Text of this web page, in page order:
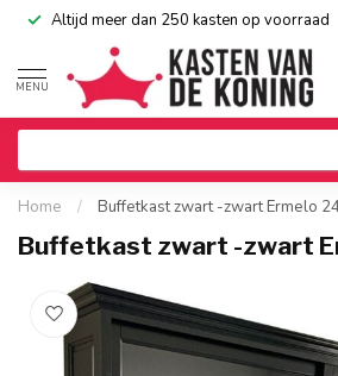
Altijd meer dan 250 kasten op voorraad
MENU
Home / Buffetkast zwart -zwart Ermelo
Buffetkast zwart -zwart